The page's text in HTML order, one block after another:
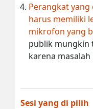
Perangkat
harus memiliki
mikrofon yang
publik mungkin
karena
Sesi yang di pilih